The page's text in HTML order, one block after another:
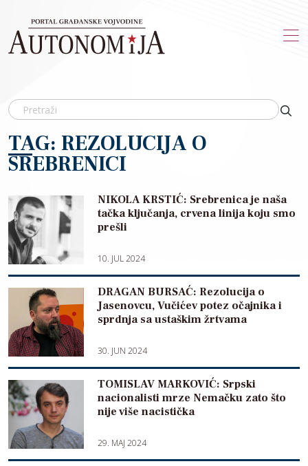
TAG: REZOLUCIJA O
SREBRENICI
NIKOLA KRSTIĆ: Srebrenica je naša
tačka ključanja, crvena linija koju smo
prešli
10. JUL 2024
DRAGAN BURSAĆ: Rezolucija o
Jasenovcu, Vučićev potez očajnika i
sprdnja sa ustaškim žrtvama
30. JUN 2024
TOMISLAV MARKOVIĆ: Srpski
nacionalisti mrze Nemačku zato što
nije više nacistička
29. MAJ 2024